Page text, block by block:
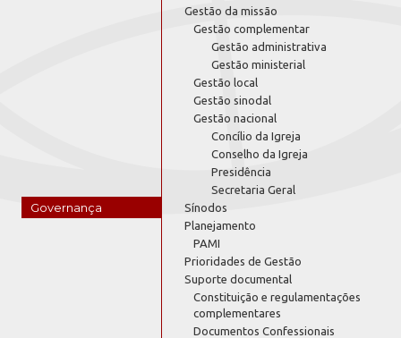
Governança
Gestão da missão
Gestão complementar
Gestão administrativa
Gestão ministerial
Gestão local
Gestão sinodal
Gestão nacional
Concílio da Igreja
Conselho da Igreja
Presidência
Secretaria Geral
Sínodos
Planejamento
PAMI
Prioridades de Gestão
Suporte documental
Constituição e regulamentações
complementares
Documentos Confessionais